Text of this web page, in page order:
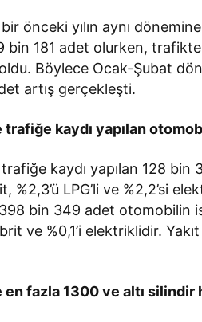
önceki yılın aynı
bin 181 adet olurken,
Böylece Ocak-Şubat
artış gerçekleşti.
kaydı yapılan
kaydı yapılan 128 bin
%2,3’ü LPG’li ve %2,2’si
bin 349 adet otomobilin
ve %0,1’i elektriklidir.
fazla 1300 ve altı silindir